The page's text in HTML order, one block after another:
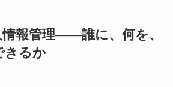
報管理——誰に、何を、
きるか